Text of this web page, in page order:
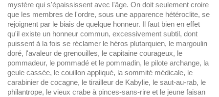
mystère qui s'épaississent avec l'âge. On doit seulement croire
que les membres de l'ordre, sous une apparence hétéroclite, se
rejoignent par le biais de quelque honneur. Il faut bien en effet
qu'il existe un honneur commun, excessivement subtil, dont
puissent à la fois se réclamer le héros plutarquien, le margoulin
doré, l'avaleur de grenouilles, le capitaine courageux, le
pommadeur, le pommadé et le pommadin, le pilote archange, la
geule cassée, le couillon appliqué, la sommité médicale, le
carabinier de cocagne, le tirailleur de Kabylie, le saut-au-rab, le
philantrope, le vieux crabe à pinces-sans-rire et le jeune faisan